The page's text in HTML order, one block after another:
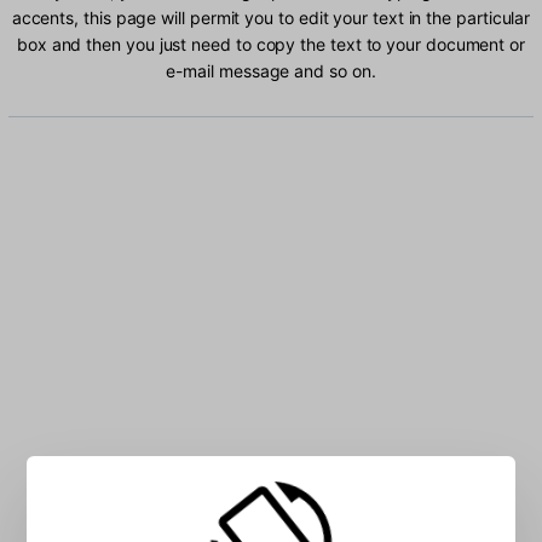
accents, this page will permit you to edit your text in the particular
box and then you just need to copy the text to your document or
e-mail message and so on.
Type Icelandic characters into the box: